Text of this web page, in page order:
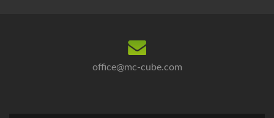
office@mc-cube.com